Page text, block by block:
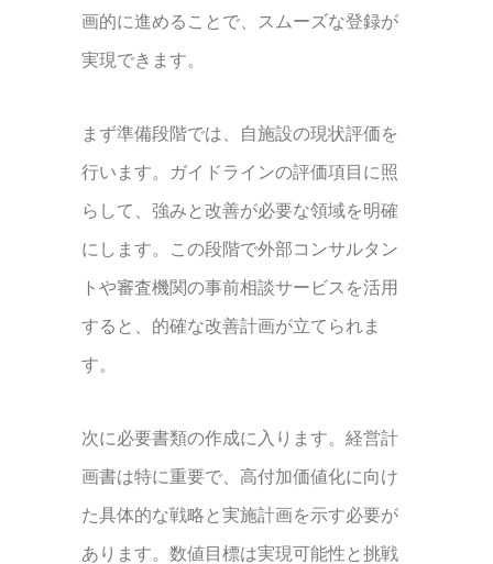
画的に進めることで、スムーズな登録が
実現できます。
まず準備段階では、自施設の現状評価を
行います。ガイドラインの評価項目に照
らして、強みと改善が必要な領域を明確
にします。この段階で外部コンサルタン
トや審査機関の事前相談サービスを活用
すると、的確な改善計画が立てられま
す。
次に必要書類の作成に入ります。経営計
画書は特に重要で、高付加価値化に向け
た具体的な戦略と実施計画を示す必要が
あります。数値目標は実現可能性と挑戦